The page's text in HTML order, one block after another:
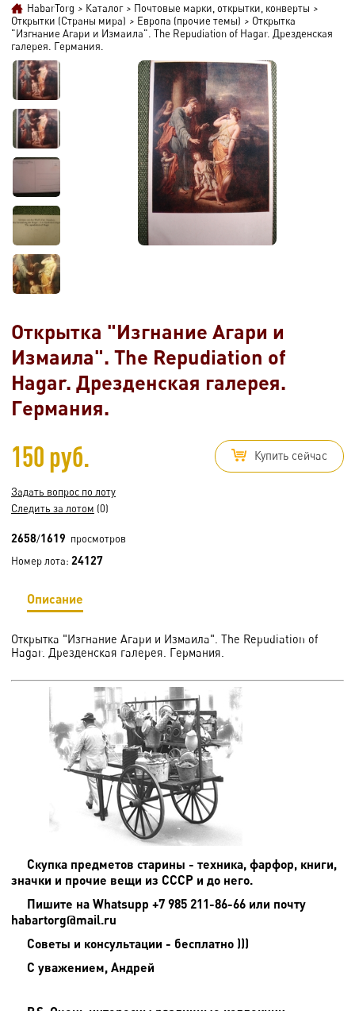
HabarTorg > Каталог > Почтовые марки, открытки, конверты >
Открытки (Страны мира) > Европа (прочие темы) > Открытка
"Изгнание Агари и Измаила". The Repudiation of Hagar. Дрезденская
галерея. Германия.
Открытка "Изгнание Агари и
Измаила". The Repudiation of
Hagar. Дрезденская галерея.
Германия.
150 руб. Купить сейчас
Задать вопрос по лоту
Следить за лотом (0)
2658/1619 просмотров
Номер лота: 24127
Описание
Открытка "Изгнание Агари и Измаила". The Repudiation of
Hagar. Дрезденская галерея. Германия.
Скупка предметов старины - техника, фарфор, книги,
значки и прочие вещи из СССР и до него.
Пишите на Whatsupp +7 985 211-86-66 или почту
habartorg@mail.ru
Советы и консультации - бесплатно )))
С уважением, Андрей